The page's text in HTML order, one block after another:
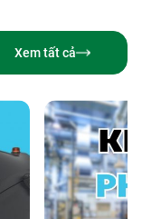
Xem tất cả